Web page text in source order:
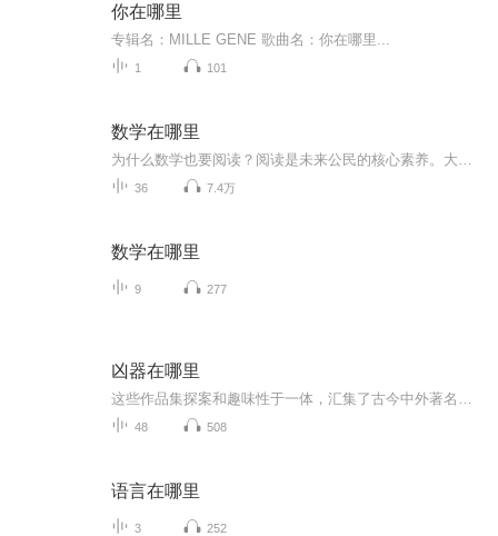
你在哪里
专辑名：MILLE GENE 歌曲名：你在哪里...
1 101
数学在哪里
36 7.4万
数学在哪里
9 277
凶器在哪里
48 508
语言在哪里
3 252